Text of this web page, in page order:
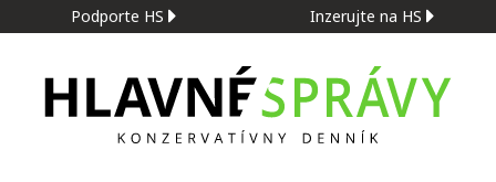
Podporte HS Inzerujte na HS